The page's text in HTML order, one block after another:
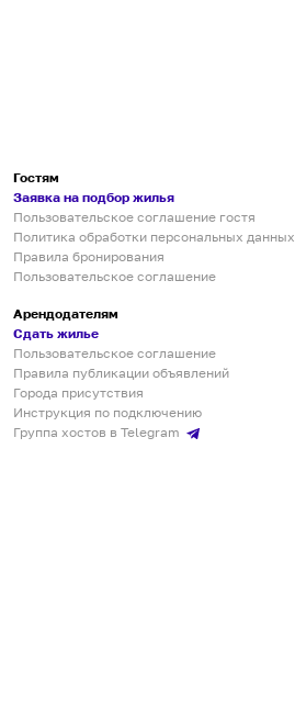
Гостям
Заявка на подбор жилья
Пользовательское соглашение гостя
Политика обработки персональных данных
Правила бронирования
Пользовательское соглашение
Арендодателям
Сдать жилье
Пользовательское соглашение
Правила публикации объявлений
Города присутствия
Инструкция по подключению
Группа хостов в Telegram